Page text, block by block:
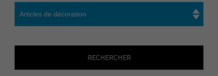
Articles de décoration
RECHERCHER